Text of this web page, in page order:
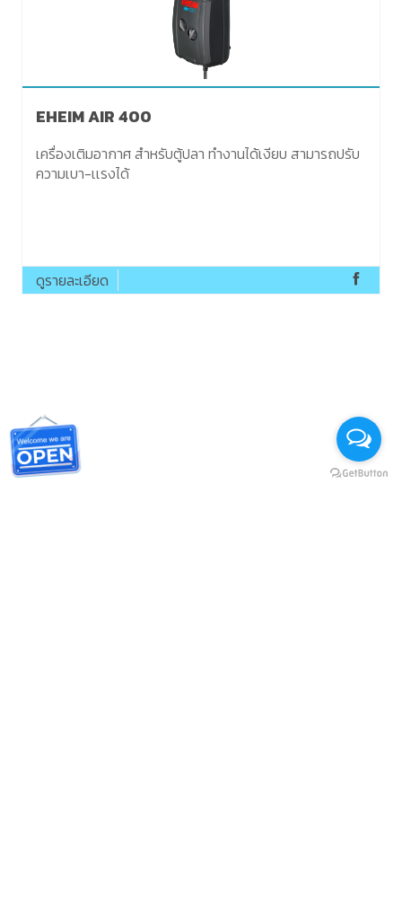
EHEIM AIR 400
เครื่องเติมอากาศ สำหรับตู้ปลา ทำงานได้เงียบ สามารถปรับ
ความเบา-เเรงได้
ดูรายละเอียด